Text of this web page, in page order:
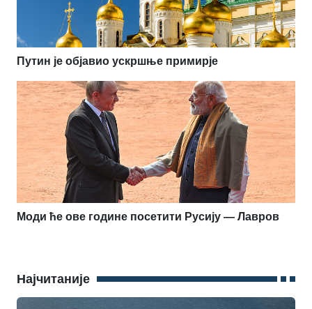
Путин је објавио ускршње примирје
Моди ће ове године посетити Русију — Лавров
Најчитаније